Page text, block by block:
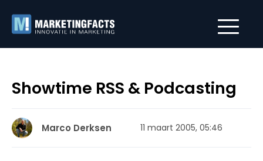
Showtime RSS & Podcasting
Marco Derksen 11 maart 2005, 05:46